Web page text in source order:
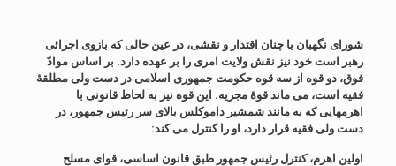
شورای نگهبان با چنان اقتدار و نقشی، در عین حالی که بازوی اجرائی
رهبر است خود نیز نقش ولایت امری را بر عهده دارد. بر اساس موادّ
فوق، دو قوه از سه قوه حکومت جمهوری اسلامی در دست ولی مطلقۀ
فقیه است، می ماند قوۀ مجریه. این قوه نیز به لحاظ قانونی با
اهرمهایی که به مانند شمشیر داموکلس بالای سر رئیس جمهور، در
دست ولی فقیه قرار دارد، او را کنترل می کند:
اولین اهرم، کنترل رئیس جمهور طبق قانون اساسی، قوای مسلح